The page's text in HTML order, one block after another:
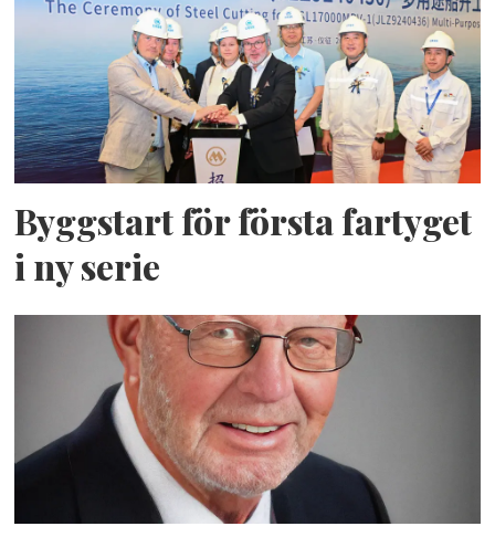
Byggstart för första fartyget
i ny serie